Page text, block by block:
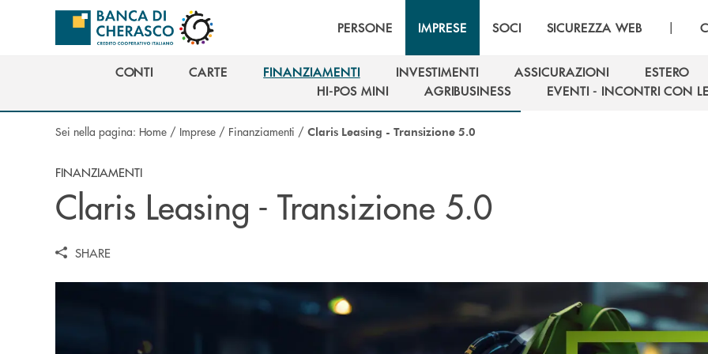
Salta al contenuto principale
PERSONE IMPRESE SOCI SICUREZZA WEB |
CONTI
CARTE
FINANZIAMENTI
FINANZIAMENTI
INVESTIMENTI
INVESTIMENTI
ASSICURAZIONI
ASSICURAZIONI
ESTERO
ESTERO
HI-POS MINI
HI-POS MINI
AGRIBUSINESS
AGRIBUSINESS
EVENTI - INCONTRI CON
Sei nella pagina: Home / Imprese / Finanziamenti / Claris Leasing - Transizione 5.0
FINANZIAMENTI
Claris Leasing - Transizione 5.0
SHARE